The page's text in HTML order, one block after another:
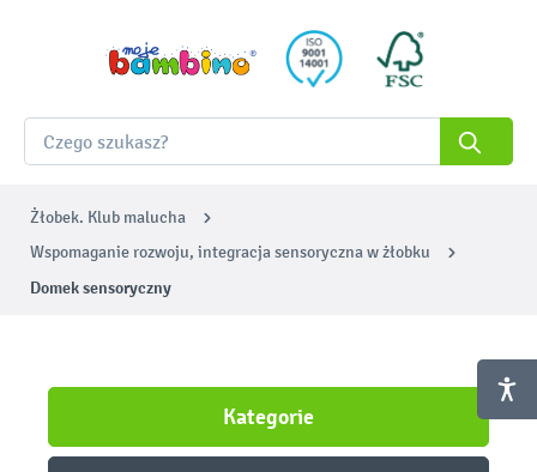
Żłobek. Klub malucha
Wspomaganie rozwoju, integracja sensoryczna w żłobku
Domek sensoryczny
Kategorie